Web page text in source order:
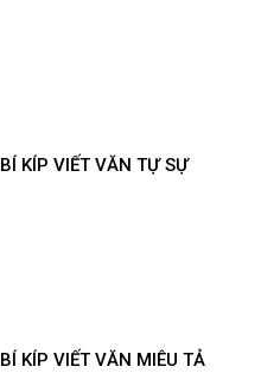
BÍ KÍP VIẾT VĂN TỰ SỰ
BÍ KÍP VIẾT VĂN MIÊU TẢ